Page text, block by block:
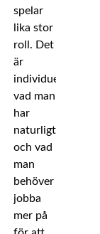
spelar
lika stor
roll. Det
är
individuellt
vad man
har
naturligt
och vad
man
behöver
jobba
mer på